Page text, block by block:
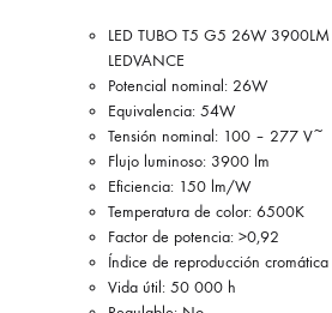
LED TUBO T5 G5 26W
LEDVANCE
Potencial nominal: 26W
Equivalencia: 54W
Tensión nominal: 100 – 277 V~
Flujo luminoso: 3900 lm
Eficiencia: 150 lm/W
Temperatura de color: 6500K
Factor de potencia: >0,92
Índice de reproducción
Vida útil: 50 000 h